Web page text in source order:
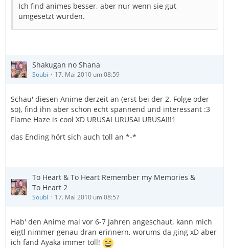
Ich find animes besser, aber nur wenn sie gut
umgesetzt wurden.
Shakugan no Shana
Soubi 17. Mai 2010 um 08:59
Schau' diesen Anime derzeit an (erst bei der 2. Folge oder
so), find ihn aber schon echt spannend und interessant :3
Flame Haze is cool XD URUSAI URUSAI URUSAI!!1
das Ending hört sich auch toll an *-*
To Heart & To Heart Remember my Memories &
To Heart 2
Soubi 17. Mai 2010 um 08:57
Hab' den Anime mal vor 6-7 Jahren angeschaut, kann mich
eigtl nimmer genau dran erinnern, worums da ging xD aber
ich fand Ayaka immer toll!